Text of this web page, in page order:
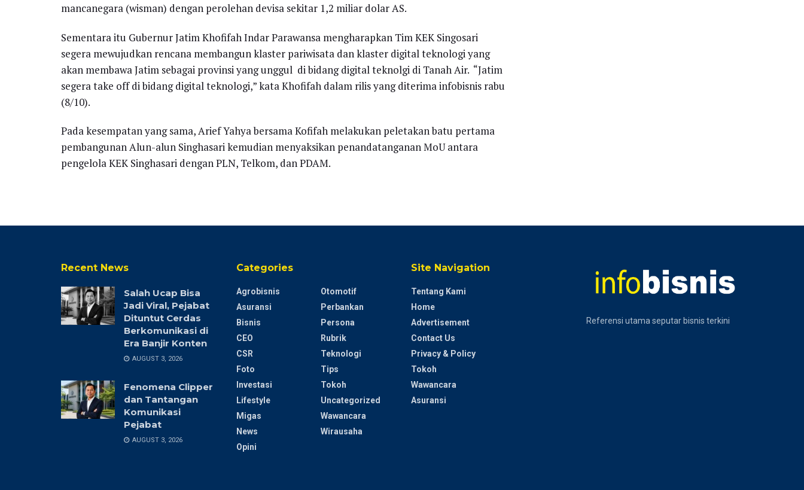
mancanegara (wisman) dengan perolehan devisa sekitar 1,2 miliar dolar AS.
Sementara itu Gubernur Jatim Khofifah Indar Parawansa mengharapkan Tim KEK Singosari
segera mewujudkan rencana membangun klaster pariwisata dan klaster digital teknologi yang
akan membawa Jatim sebagai provinsi yang unggul di bidang digital teknolgi di Tanah Air. “Jatim
segera take off di bidang digital teknologi,” kata Khofifah dalam rilis yang diterima infobisnis rabu
(8/10).
Pada kesempatan yang sama, Arief Yahya bersama Kofifah melakukan peletakan batu pertama
pembangunan Alun-alun Singhasari kemudian menyaksikan penandatanganan MoU antara
pengelola KEK Singhasari dengan PLN, Telkom, dan PDAM.
Recent News
Salah Ucap Bisa
Jadi Viral, Pejabat
Dituntut Cerdas
Berkomunikasi di
Era Banjir Konten
AUGUST 3, 2026
Fenomena Clipper
dan Tantangan
Komunikasi
Pejabat
AUGUST 3, 2026
Categories
Agrobisnis
Asuransi
Bisnis
CEO
CSR
Foto
Investasi
Lifestyle
Migas
News
Opini
Otomotif
Perbankan
Persona
Rubrik
Teknologi
Tips
Tokoh
Uncategorized
Wawancara
Wirausaha
Site Navigation
Tentang Kami
Home
Advertisement
Contact Us
Privacy & Policy
Tokoh
Wawancara
Asuransi
Referensi utama seputar bisnis terkini